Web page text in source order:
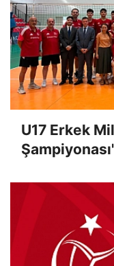
U17 Erkek